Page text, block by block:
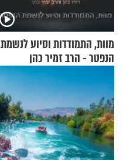
מוות, התמודדות וסיוע לנשמת
הנפטר - הרב זמיר כהן